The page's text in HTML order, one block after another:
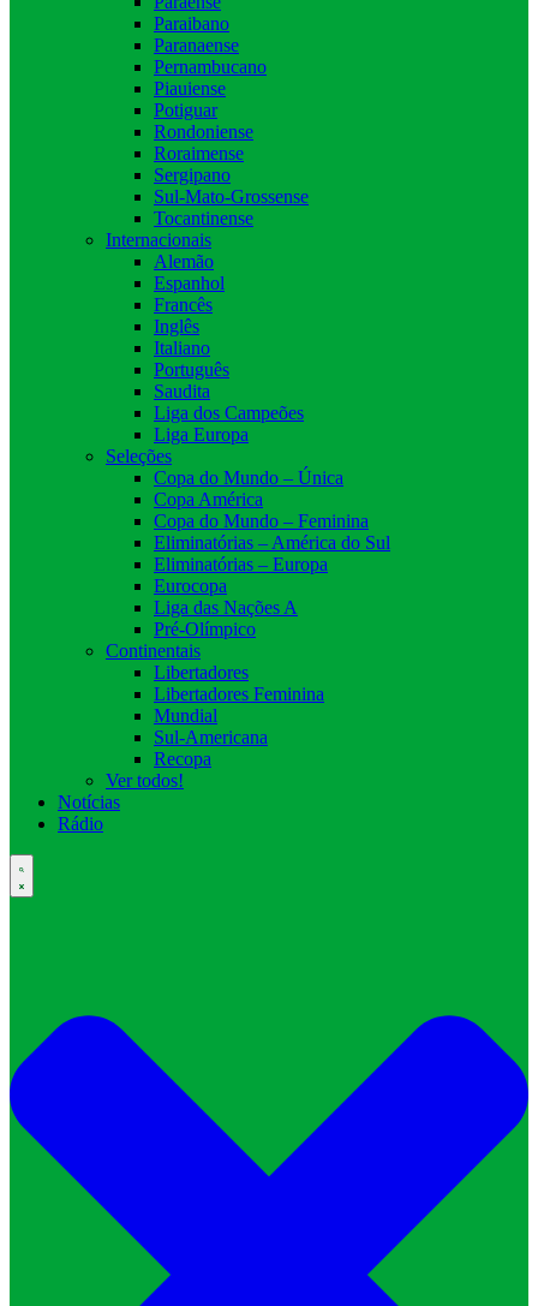
Paraibano
Paranaense
Pernambucano
Piauiense
Potiguar
Rondoniense
Roraimense
Sergipano
Sul-Mato-Grossense
Tocantinense
Internacionais
Alemão
Espanhol
Francês
Inglês
Italiano
Português
Saudita
Liga dos Campeões
Liga Europa
Seleções
Copa do Mundo – Única
Copa América
Copa do Mundo – Feminina
Eliminatórias – América do Sul
Eliminatórias – Europa
Eurocopa
Liga das Nações A
Pré-Olímpico
Continentais
Libertadores
Libertadores Feminina
Mundial
Sul-Americana
Recopa
Ver todos!
Notícias
Rádio